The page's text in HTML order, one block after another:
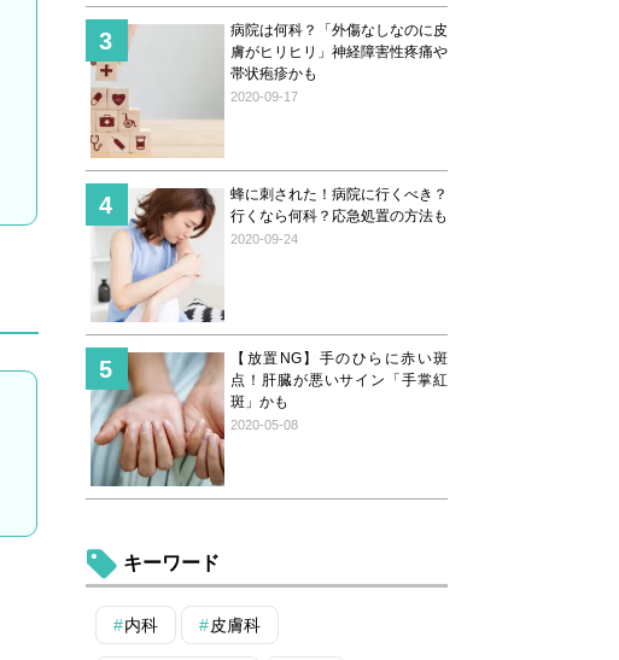
病院は何科？「外傷なしなのに皮
膚がヒリヒリ」神経障害性疼痛や
帯状疱疹かも
2020-09-17
蜂に刺された！病院に行くべき？
行くなら何科？応急処置の方法も
2020-09-24
【放置NG】手のひらに赤い斑
点！肝臓が悪いサイン「手掌紅
斑」かも
2020-05-08
キーワード
内科 皮膚科